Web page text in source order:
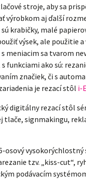
stroje, aby sa
výrobkom aj ďalší
krabičky, malé
výsek, ale použitie
meniacim sa tvarom
funkciami ako sú:
značiek, či s
je rezací stôl i-
digitálny rezací stôl
tlače, signmakingu,
osový vysokorýchlostný
tzv. „kiss-cut“,
podávacím